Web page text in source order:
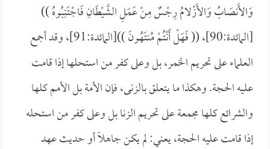
وَالأَنصَابُ وَالأَزْلامُ رِجْسٌ مِنْ عَمَلِ الشَّيْطَانِ فَاجْتَنِبُوهُ ))
[المائدة:90]، ((
فَهَلْ أَنْتُمْ مُنتَهُونَ ))[المائدة:91]، وقد أجمع
العلماء على تحريم الخمر، بل وعلى كفر من استحلها إذا قامت
عليه الحجة. وهكذا ما يتعلق بالزنى، فإن الأمة بل الأمم كلها
والشرائع كلها مجمعة على تحريم الزنا بل وعلى كفر من استحله
إذا قامت عليه الحجة، يعني: لم يكن جاهلاً أو حديث عهد